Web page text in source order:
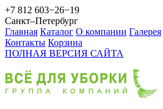
+7 812 603−26−19
Санкт–Петербург
Главная Каталог О компании Галерея
Контакты Корзина
ПОЛНАЯ ВЕРСИЯ САЙТА